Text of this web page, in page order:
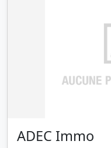
ADEC Immo